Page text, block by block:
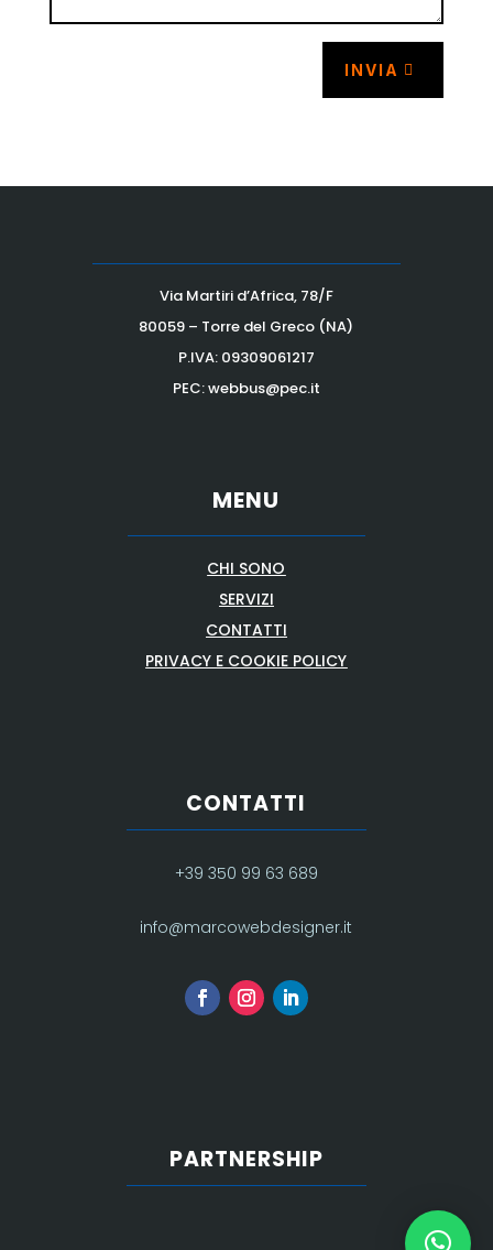
INVIA
Via Martiri d’Africa, 78/F
80059 – Torre del Greco (NA)
P.IVA: 09309061217
PEC: webbus@pec.it
MENU
CHI SONO
SERVIZI
CONTATTI
PRIVACY E COOKIE POLICY
CONTATTI
+39 350 99 63 689
info@marcowebdesigner.it
PARTNERSHIP